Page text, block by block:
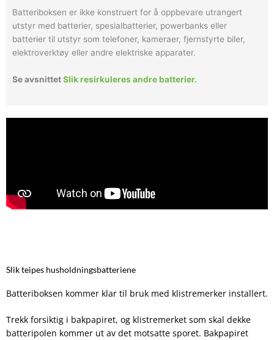
Batteriboksen er ikke konstruert for å oppbevare utrangert
utstyr med batterier, spesialbatterier, powerbanks eller
batterier til utstyr som telefoner, kameraer, fjernstyrte biler,
elektroverktøy eller andre elektriske apparater.
Se avsnittetSlik resirkuleres andre batterier.
Slik teipes husholdningsbatteriene
Batteriboksen kommer klar til bruk med klistremerker installert.
Trekk forsiktig i bakpapiret, og klistremerket som skal dekke
batteripolen kommer ut av det motsatte sporet. Bakpapiret